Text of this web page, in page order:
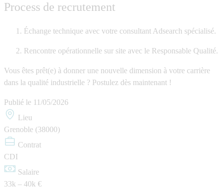
Process de recrutement
Échange technique avec votre consultant Adsearch spécialisé.
Rencontre opérationnelle sur site avec le Responsable Qualité.
Vous êtes prêt(e) à donner une nouvelle dimension à votre carrière
dans la qualité industrielle ? Postulez dès maintenant !
Publié le 11/05/2026
Lieu
Grenoble (38000)
Contrat
CDI
Salaire
33k – 40k €